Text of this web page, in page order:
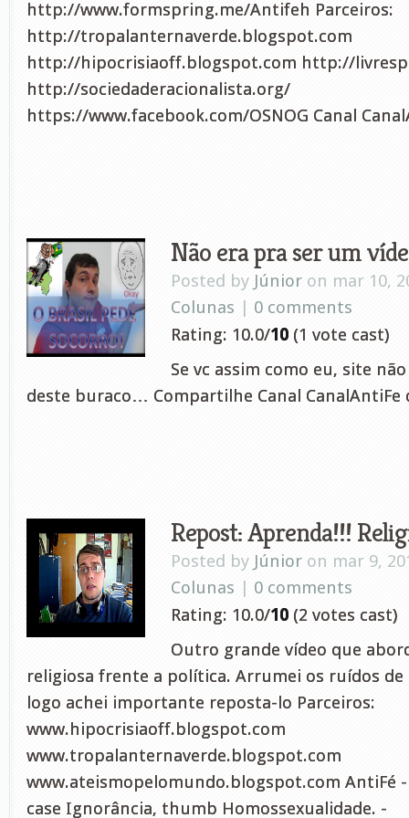
http://www.formspring.me/Antifeh Parceiros:
http://tropalanternaverde.blogspot.com
http://hipocrisiaoff.blogspot.com http://
http://sociedaderacionalista.org/
https://www.facebook.com/OSNOG Canal
Não era pra ser um
Posted by Júnior on mar 10,
Colunas | 0 comments
Rating: 10.0/10 (1 vote cast)
Se vc assim como eu, site
deste buraco… Compartilhe Canal CanalAntiFe
Repost: Aprenda!!!
Posted by Júnior on mar 9,
Colunas | 0 comments
Rating: 10.0/10 (2 votes cast)
Outro grande vídeo que
religiosa frente a política. Arrumei os ruídos de
logo achei importante reposta-lo Parceiros:
www.hipocrisiaoff.blogspot.com
www.tropalanternaverde.blogspot.com
www.ateismopelomundo.blogspot.com AntiFé
case Ignorância, thumb Homossexualidade. -